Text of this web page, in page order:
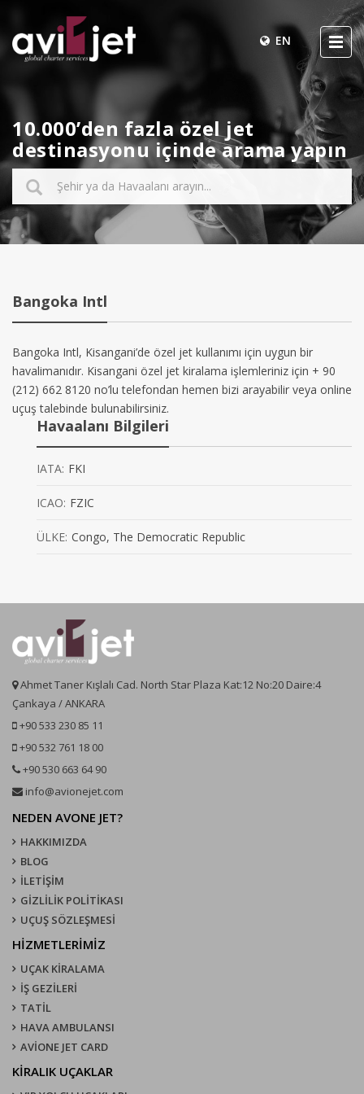
EN
10.000’den fazla özel jet
destinasyonu içinde arama yapın
Bangoka Intl
Bangoka Intl, Kisangani’de özel jet kullanımı için uygun bir
havalimanıdır. Kisangani özel jet kiralama işlemleriniz için + 90
(212) 662 8120 no’lu telefondan hemen bizi arayabilir veya online
uçuş talebinde bulunabilirsiniz.
Havaalanı Bilgileri
IATA: FKI
ICAO: FZIC
ÜLKE: Congo, The Democratic Republic
Ahmet Taner Kışlalı Cad. North Star Plaza Kat:12 No:20 Daire:4
Çankaya / ANKARA
+90 533 230 85 11
+90 532 761 18 00
+90 530 663 64 90
info@avionejet.com
NEDEN AVONE JET?
HAKKIMIZDA
BLOG
İLETİŞİM
GİZLİLİK POLİTİKASI
UÇUŞ SÖZLEŞMESI
HİZMETLERİMİZ
UÇAK KIRALAMA
İŞ GEZİLERİ
TATİL
HAVA AMBULANSI
AVİONE JET CARD
KIRALIK UÇAKLAR